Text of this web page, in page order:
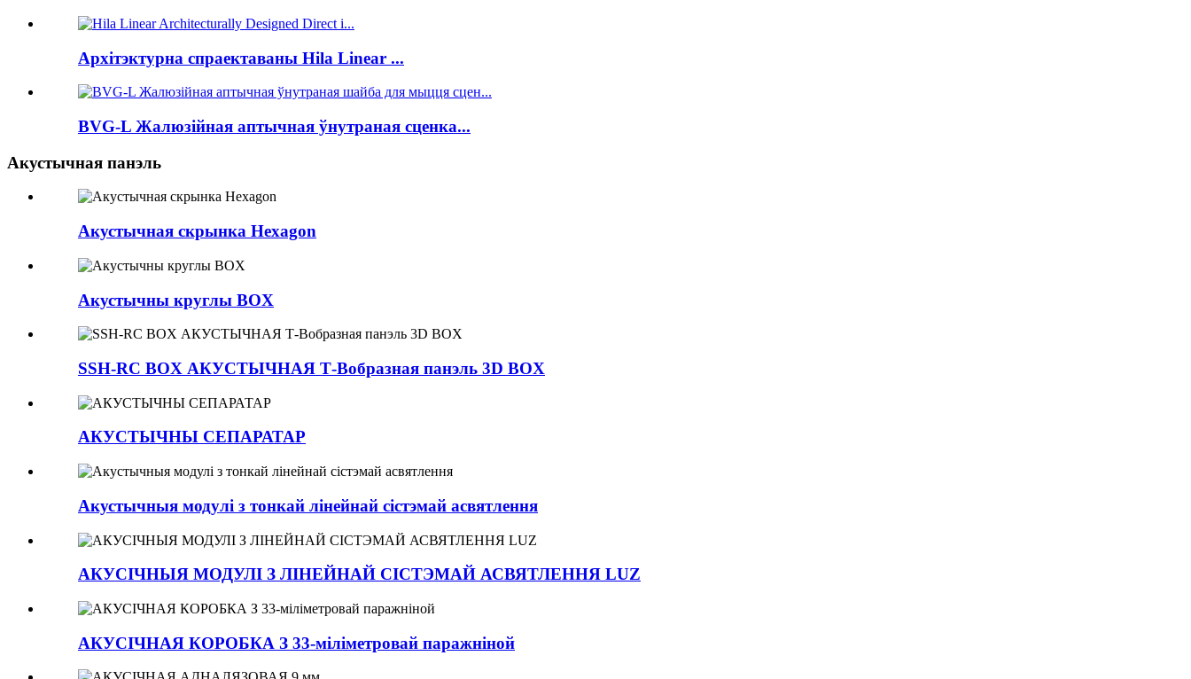
Архітэктурна спраектаваны Hila Linear ...
BVG-L Жалюзійная аптычная ўнутраная сценка...
Акустычная панэль
Акустычная скрынка Hexagon
Акустычны круглы BOX
SSH-RC BOX АКУСТЫЧНАЯ Т-Вобразная панэль 3D BOX
АКУСТЫЧНЫ СЕПАРАТАР
Акустычныя модулі з тонкай лінейнай сістэмай асвятлення
АКУСІЧНЫЯ МОДУЛІ З ЛІНЕЙНАЙ СІСТЭМАЙ АСВЯТЛЕННЯ LUZ
АКУСІЧНАЯ КОРОБКА З 33-міліметровай паражніной